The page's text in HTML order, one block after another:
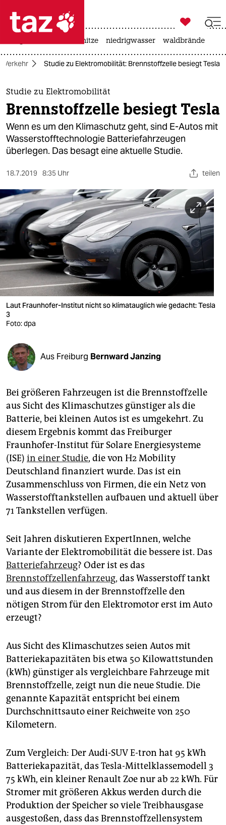
 taz zahl ich
taz zahl ich
themen
politik
öko
gesellschaft
sport
berlin
nord
wahrheit
verlag
verlag
shop
fragen & hilfe
unterstützen
abo
genossenschaft
epaper login

taz zahl ich
hitze niedrigwasser waldbrände
Verkehr Studie zu Elektromobilität: Brennstoffzelle besiegt Tesla
Studie zu Elektromobilität
Brennstoffzelle besiegt Tesla
Wenn es um den Klimaschutz geht, sind E-Autos mit
Wasserstofftechnologie Batteriefahrzeugen
überlegen. Das besagt eine aktuelle Studie.
18.7.2019 8:35 Uhr teilen
Laut Fraunhofer-Institut nicht so klimatauglich wie gedacht: Tesla
3
Foto: dpa
Aus Freiburg Bernward Janzing
Bei größeren Fahrzeugen ist die Brennstoffzelle
aus Sicht des Klimaschutzes günstiger als die
Batterie, bei kleinen Autos ist es umgekehrt. Zu
diesem Ergebnis kommt das Freiburger
Fraunhofer-Institut für Solare Energiesysteme
(ISE) in einer Studie, die von H2 Mobility
Deutschland finanziert wurde. Das ist ein
Zusammenschluss von Firmen, die ein Netz von
Wasserstofftankstellen aufbauen und aktuell über
71 Tankstellen verfügen.
Seit Jahren diskutieren ExpertInnen, welche
Variante der Elektromobilität die bessere ist. Das
Batteriefahrzeug? Oder ist es das
Brennstoffzellenfahrzeug, das Wasserstoff tankt
und aus diesem in der Brennstoffzelle den
nötigen Strom für den Elektromotor erst im Auto
erzeugt?
Aus Sicht des Klimaschutzes seien Autos mit
Batteriekapazitäten bis etwa 50 Kilowattstunden
(kWh) günstiger als vergleichbare Fahrzeuge mit
Brennstoffzelle, zeigt nun die neue Studie. Die
genannte Kapazität entspricht bei einem
Durchschnittsauto einer Reichweite von 250
Kilometern.
Zum Vergleich: Der Audi-SUV E-tron hat 95 kWh
Batteriekapazität, das Tesla-Mittelklassemodell 3
75 kWh, ein kleiner Renault Zoe nur ab 22 kWh. Für
Stromer mit größeren Akkus werden durch die
Produktion der Speicher so viele Treibhausgase
ausgestoßen, dass das Brennstoffzellensystem